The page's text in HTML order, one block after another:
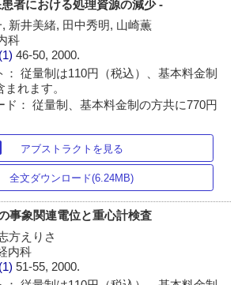
者における処理資源の減少 -
新井美緒, 田中秀明, 山崎薫
科
46-50, 2000.
： 従量制は110円（税込）、基本料金制
れます。
ド： 従量制、基本料金制の方共に770円
アブストラクトを見る
全文ダウンロード(6.24MB)
事象関連電位と重心計検査
方えりさ
内科
51-55, 2000.